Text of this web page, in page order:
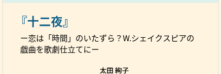
『十二夜』
ー恋は「時間」のいたずら？W.シェイクスピアの
戯曲を歌劇仕立てにー
太田 絢子